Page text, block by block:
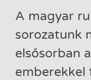
A magyar
sorozatunk
elsősorban
emberekkel